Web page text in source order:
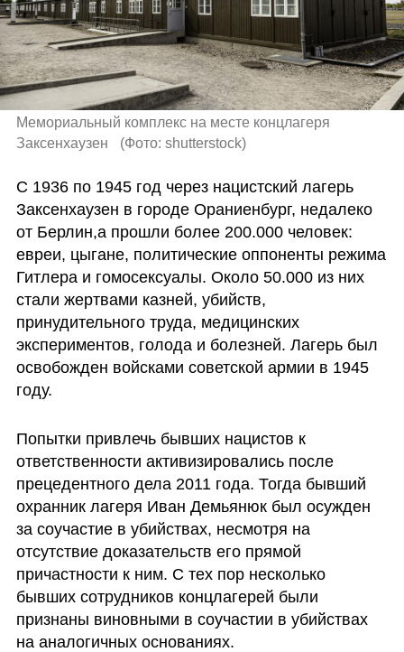
Мемориальный комплекс на месте концлагеря
Заксенхаузен
(Фото: shutterstock)
С 1936 по 1945 год через нацистский лагерь
Заксенхаузен в городе Ораниенбург, недалеко
от Берлин,а прошли более 200.000 человек:
евреи, цыгане, политические оппоненты режима
Гитлера и гомосексуалы. Около 50.000 из них
стали жертвами казней, убийств,
принудительного труда, медицинских
экспериментов, голода и болезней. Лагерь был
освобожден войсками советской армии в 1945
году.
Попытки привлечь бывших нацистов к
ответственности активизировались после
прецедентного дела 2011 года. Тогда бывший
охранник лагеря Иван Демьянюк был осужден
за соучастие в убийствах, несмотря на
отсутствие доказательств его прямой
причастности к ним. С тех пор несколько
бывших сотрудников концлагерей были
признаны виновными в соучастии в убийствах
на аналогичных основаниях.